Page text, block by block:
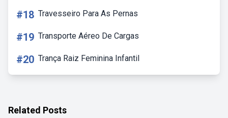
#18 Travesseiro Para As Pernas
#19 Transporte Aéreo De Cargas
#20 Trança Raiz Feminina Infantil
Related Posts